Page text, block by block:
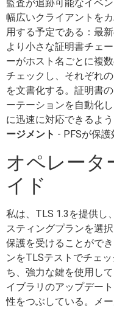
監査が追跡可能なイベ
幅広いクライアントを
用する予定である：最
より小さな証明書チェ
ーがホスト名ごとに複
チェックし、それぞれ
を文書化する。証明書
ーテーションを自動化
に迅速に対応できるよ
ージメント - PFSが保
オペレータ
イド
私は、TLS 1.3を提供し
スティングプランを選択
保護を受けることがで
ンをTLSテストでチェ
ち、強力な鍵を使用し
イブラリのアップデー
性をつぶしている。メ